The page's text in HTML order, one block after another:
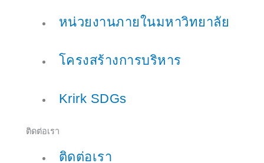
หน่วยงานภายในมหาวิทยาลัย
โครงสร้างการบริหาร
Krirk SDGs
ติดต่อเรา
ติดต่อเรา